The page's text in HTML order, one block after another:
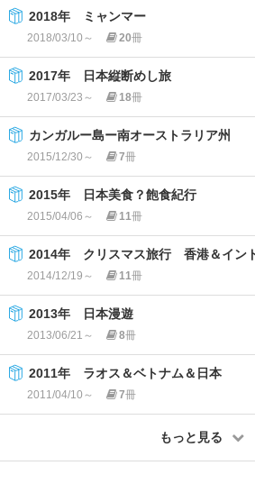
2018年 ミャンマー
2018/03/10～ 20冊
2017年 日本縦断めし旅
2017/03/23～ 18冊
カンガルー島ー南オーストラリア州
2015/12/30～ 7冊
2015年 日本美食？飽食紀行
2015/04/06～ 11冊
2014年 クリスマス旅行 香港＆イン
2014/12/19～ 11冊
2013年 日本漫遊
2013/06/21～ 8冊
2011年 ラオス＆ベトナム＆日本
2011/04/10～ 7冊
もっと見る